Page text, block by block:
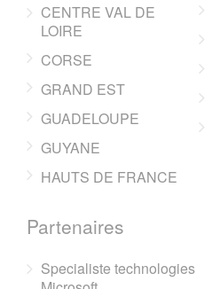
CENTRE VAL DE
LOIRE
CORSE
GRAND EST
GUADELOUPE
GUYANE
HAUTS DE FRANCE
Partenaires
Specialiste technologies